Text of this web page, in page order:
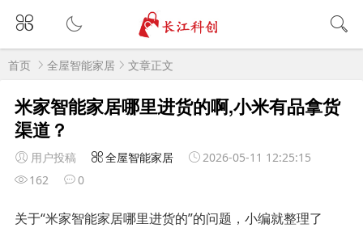
首页 全屋智能家居 文章正文
米家智能家居哪里进货的啊,小米有品拿货
渠道？
用户投稿 全屋智能家居
2026-05-11 12:25:15
162
0
关于“米家智能家居哪里进货的”的问题，小编就整理了